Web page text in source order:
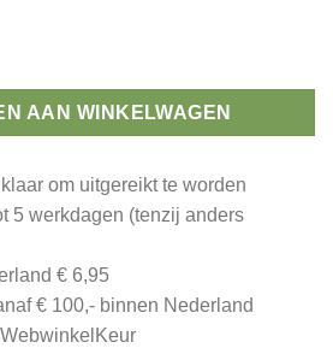
AAN WINKELWAGEN
om uitgereikt te worden
5 werkdagen (tenzij anders
€ 6,95
€ 100,- binnen Nederland